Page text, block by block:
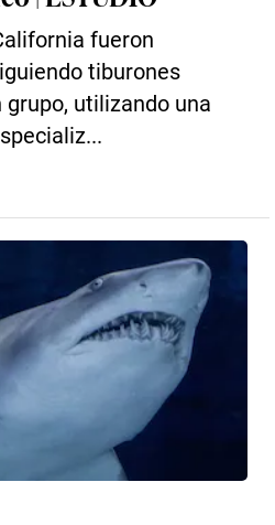
fueron
tiburones
utilizando una